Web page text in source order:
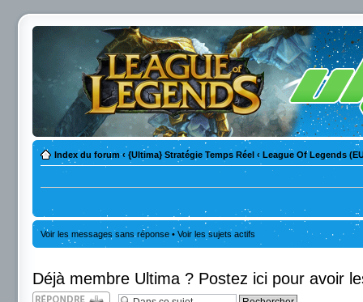
Index du forum ‹ {Ultima} Stratégie Temps Réel ‹ League Of Legends
Voir les messages sans réponse • Voir les sujets actifs
Déjà membre Ultima ? Postez ici pour avoir
Répondre